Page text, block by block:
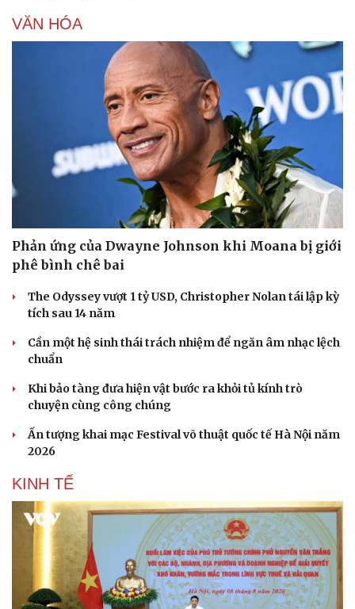
Dinh dưỡng - món ngon
Cây thuốc
Sản phụ khoa
Nhi khoa
Nam khoa
Làm đẹp - giảm cân
Phòng mạch online
Ăn sạch sống khỏe
Đời sống
Nhà đẹp
VĂN HÓA
Phản ứng của Dwayne Johnson khi Moana bị giới
phê bình chê bai
The Odyssey vượt 1 tỷ USD, Christopher Nolan tái lập kỳ
tích sau 14 năm
Cần một hệ sinh thái trách nhiệm để ngăn âm nhạc lệch
chuẩn
Khi bảo tàng đưa hiện vật bước ra khỏi tủ kính trò
chuyện cùng công chúng
Ấn tượng khai mạc Festival võ thuật quốc tế Hà Nội năm
2026
KINH TẾ